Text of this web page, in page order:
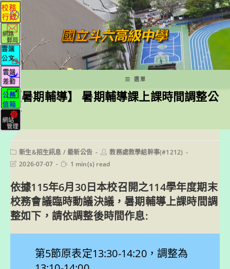
跳
轉
至
主
要
內
容
選單
【暑期輔導】 暑期輔導課上課時間調整公
告
Post
category:
新生&招生訊息 /最新公告
Post教務處教學組幹事(#1212)
Post2026-07-07
Reading
1 min(s) read
依據115年6月30日本校召開之114學年度期末
校務會議臨時動議決議，暑期輔導上課時間調
整如下，請依調整後時間作息:
第5節原表定13:30-14:20，調整為